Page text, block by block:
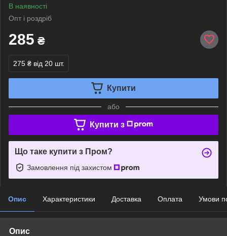
В наявності
Опт і роздріб
285 ₴
275 ₴ від 20 шт.
Купити
або
Купити з
Що таке купити з Пром?
Замовлення під захистом
Опис Характеристики Доставка Оплата Умови
Опис